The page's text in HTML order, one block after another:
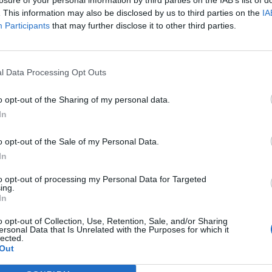
This information may also be disclosed by us to third parties on the
Participants that may further disclose it to other third parties.
Data Processing Opt Outs
opt-out of the Sharing of my personal data.
opt-out of the Sale of my Personal Data.
opt-out of processing my Personal Data for Targeted
opt-out of Collection, Use, Retention, Sale, and/or Sharing
Data that Is Unrelated with the Purposes for which it
das Cantarinhas, Trail Bem Viver e Trilhos do
presença em várias frentes competitivas, somando
entre provas de estrada e trail.
clube fez-se representar por nove atletas, alcançando um
evidência estiveram Filipe Graça (43.º geral), João
e Bruno Eira (167.º).